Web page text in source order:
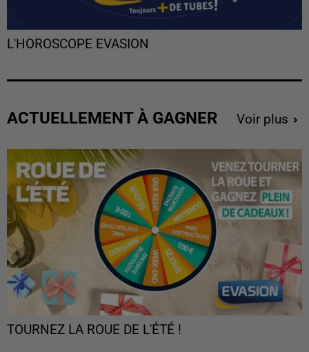
L'HOROSCOPE EVASION
ACTUELLEMENT À GAGNER Voir plus
TOURNEZ LA ROUE DE L'ÉTÉ !